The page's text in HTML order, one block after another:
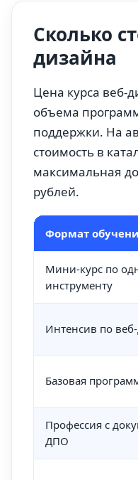
Сколько
дизайна
Цена курса веб-
объема
поддержки. На
стоимость в
максимальная
рублей.
Формат
Мини-курс по
инструменту
Интенсив по
Базовая
Профессия с
ДПО